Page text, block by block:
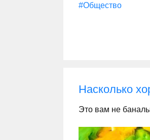
#Общество
Насколько
Это вам не